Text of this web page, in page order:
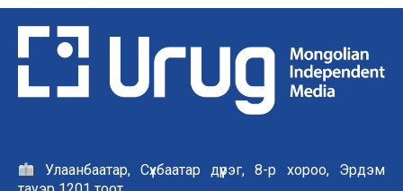
Улаанбаатар, Сүхбаатар дүүрэг, 8-р хороо, Эрдэм